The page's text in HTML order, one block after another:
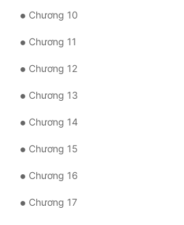
Chương 10
Chương 11
Chương 12
Chương 13
Chương 14
Chương 15
Chương 16
Chương 17